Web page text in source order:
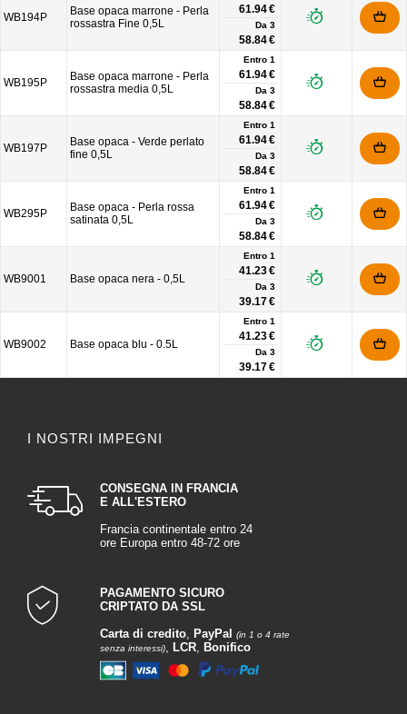
WB194P
Base opaca marrone - Perla
rossastra Fine 0,5L
61.94 €
Da 3
58.84 €
WB195P
Base opaca marrone - Perla
rossastra media 0,5L
Entro 1
61.94 €
Da 3
58.84 €
WB197P
Base opaca - Verde perlato
fine 0,5L
Entro 1
61.94 €
Da 3
58.84 €
WB295P
Base opaca - Perla rossa
satinata 0,5L
Entro 1
61.94 €
Da 3
58.84 €
WB9001 Base opaca nera - 0,5L
Entro 1
41.23 €
Da 3
39.17 €
WB9002 Base opaca blu - 0.5L
Entro 1
41.23 €
Da 3
39.17 €
I NOSTRI IMPEGNI
CONSEGNA IN FRANCIA
E ALL'ESTERO
Francia continentale entro 24
ore Europa entro 48-72 ore
PAGAMENTO SICURO
CRIPTATO DA SSL
Carta di credito, PayPal
(in 1 o 4 rate
senza interessi), LCR, Bonifico